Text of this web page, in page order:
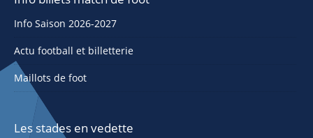
Info Saison 2026-2027
Actu football et billetterie
Maillots de foot
Les stades en vedette